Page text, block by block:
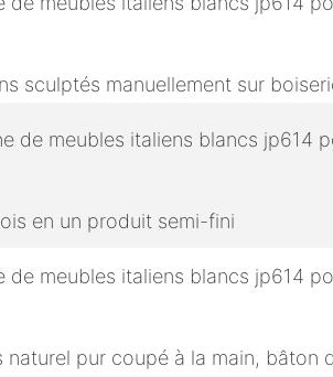
sculptés manuellement sur
en un produit semi-fini
naturel pur coupé à la main, bâton